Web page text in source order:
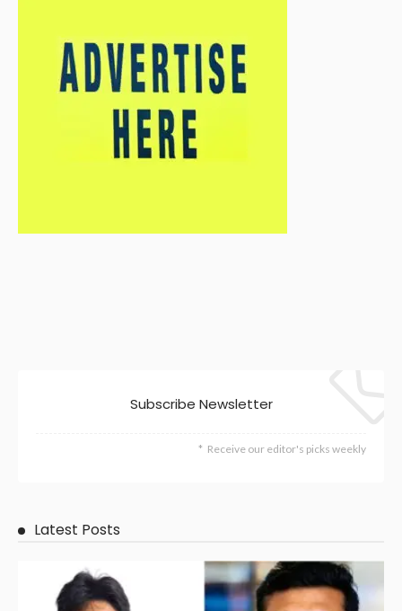
Subscribe Newsletter
Receive our editor's picks weekly
Latest Posts